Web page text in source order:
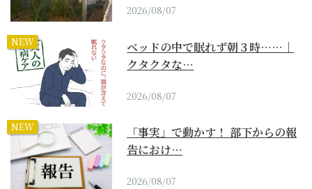
2026/08/07
NEW
ベッドの中で眠れず朝３時……｜
クタクタな…
2026/08/07
NEW
「事実」で動かす！ 部下からの報
告におけ…
2026/08/07